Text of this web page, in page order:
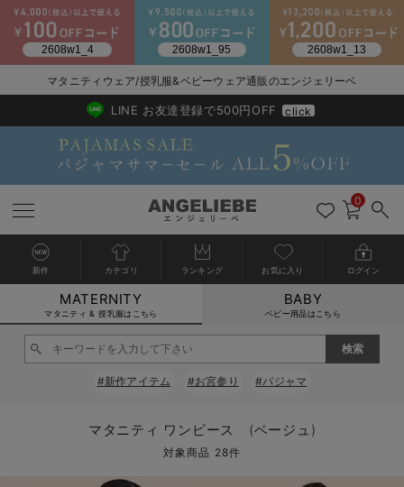
マタニティウェア全て
マタニティ ワンピース
マタニティ 下着・インナー全て
授乳ブラ・マタニティブラ（マタニティインナー・産後用品）
授乳服全て
マタニティ フォーマル全て
マタニティ スーツ
マタニティ ドレス（結婚式・お呼ばれ）
授乳用品全て
妊婦用 抱き枕・授乳クッション
マタニティレッグウェア全て
マタニティストッキング・タイツ
マタニティ ボディケア全て
アウトレット全て
【アウトレット】ワンピース
特集全て
再入荷全て
再入荷｜インナー
戻る
送料無料アイテム全て
ワンピース
戻る
ブラキャミ おまとめ
戻る
【37周年祭セール】
【37周年祭セール】
戻る
気温差別オススメア
【15℃】3月下旬～
戻る
動きやすく着回しで
戻る
強撚スムース(コスパ
戻る
マタニティウェア
【おまとめ割】パジ
戻る
こだわりの履き心地
カジュアル
戻る
ジャケット派
戻る
出産準備応援割全て
マタニティパジャマ
戻る
【オフィスカジュア
戻る
レギンスタイプ
戻る
【フォーマル】ワン
戻る
【ベビー】長袖
戻る
ハンカチ
戻る
快適ウェア10%OFF
戻る
春のマタニティワン
セットアップ・ レイ
戻る
Gift Selection 出産
〜3,000円（税込）
戻る
冬の冷え対策インナ
薄くてあったか
戻る
入院準備の持ち物チ
入院してすぐ使うグ
戻る
冬のあったか特集全て
【冬のあったか特集
マタニティウェア/授乳服&ベビーウェア通販のエンジェリーベ
2026/NewArrival
送料495円(一部地域を除く) 7,700円以上で送料無料
LINE お友達登録で500円OFF click
0
新作 カテゴリ ランキング お気に入り ログイン
MATERNITY
マタニティ & 授乳服はこちら
BABY
ベビー用品はこちら
#新作アイテム #お宮参り #パジャマ
マタニティ ワンピース (ベージュ)
対象商品 28件
カートに入れる
閉じる